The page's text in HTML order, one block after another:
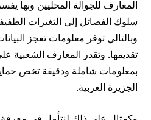
المعارف للجوالة المحليين وبها
سلوك الفصائل إلى التغيرات
وبالتالي توفر معلومات تعجز
تقديمها. وتقدر المعارف الشعبية
بمعلومات شاملة ودقيقة تخص حماية
الجزيرة العربية.